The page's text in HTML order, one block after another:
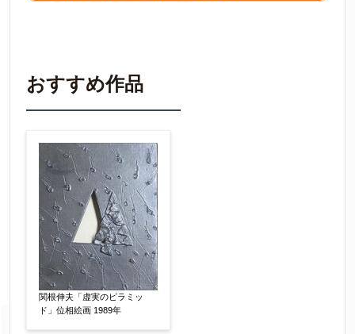
※不明な項目は空欄で結構です。
▼
作品の作家名 【任意】
作品の画題 【任意】
作品の技法 【任意】
日本画
素描
立体
おすすめ作品
関根伸夫「虚実のピラミッ
ド」位相絵画 1989年